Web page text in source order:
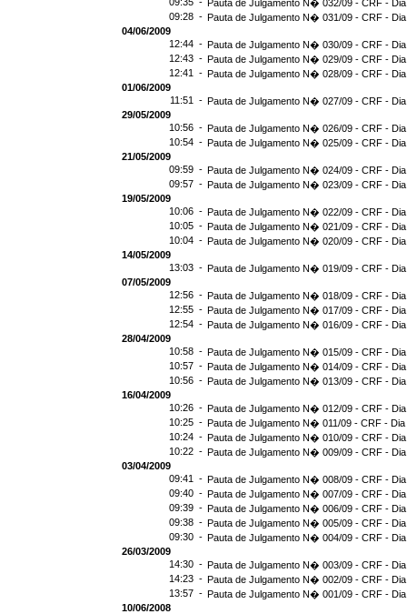
Pauta de Julgamento N� 032/09 - CRF -
09:28 - Pauta de Julgamento N� 031/09 - CRF -
04/06/2009
12:44 - Pauta de Julgamento N� 030/09 - CRF -
12:43 - Pauta de Julgamento N� 029/09 - CRF -
12:41 - Pauta de Julgamento N� 028/09 - CRF -
01/06/2009
11:51 - Pauta de Julgamento N� 027/09 - CRF -
29/05/2009
10:56 - Pauta de Julgamento N� 026/09 - CRF -
10:54 - Pauta de Julgamento N� 025/09 - CRF -
21/05/2009
09:59 - Pauta de Julgamento N� 024/09 - CRF -
09:57 - Pauta de Julgamento N� 023/09 - CRF -
19/05/2009
10:06 - Pauta de Julgamento N� 022/09 - CRF -
10:05 - Pauta de Julgamento N� 021/09 - CRF -
10:04 - Pauta de Julgamento N� 020/09 - CRF -
14/05/2009
13:03 - Pauta de Julgamento N� 019/09 - CRF -
07/05/2009
12:56 - Pauta de Julgamento N� 018/09 - CRF -
12:55 - Pauta de Julgamento N� 017/09 - CRF -
12:54 - Pauta de Julgamento N� 016/09 - CRF -
28/04/2009
10:58 - Pauta de Julgamento N� 015/09 - CRF -
10:57 - Pauta de Julgamento N� 014/09 - CRF -
10:56 - Pauta de Julgamento N� 013/09 - CRF -
16/04/2009
10:26 - Pauta de Julgamento N� 012/09 - CRF -
10:25 - Pauta de Julgamento N� 011/09 - CRF - Dia
10:24 - Pauta de Julgamento N� 010/09 - CRF -
10:22 - Pauta de Julgamento N� 009/09 - CRF -
03/04/2009
09:41 - Pauta de Julgamento N� 008/09 - CRF -
09:40 - Pauta de Julgamento N� 007/09 - CRF -
09:39 - Pauta de Julgamento N� 006/09 - CRF -
09:38 - Pauta de Julgamento N� 005/09 - CRF -
09:30 - Pauta de Julgamento N� 004/09 - CRF -
26/03/2009
14:30 - Pauta de Julgamento N� 003/09 - CRF -
14:23 - Pauta de Julgamento N� 002/09 - CRF -
13:57 - Pauta de Julgamento N� 001/09 - CRF -
10/06/2008